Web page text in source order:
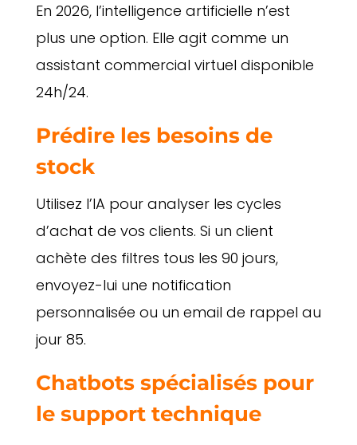
En 2026, l’intelligence artificielle n’est
plus une option. Elle agit comme un
assistant commercial virtuel disponible
24h/24.
Prédire les besoins de
stock
Utilisez l’IA pour analyser les cycles
d’achat de vos clients. Si un client
achète des filtres tous les 90 jours,
envoyez-lui une notification
personnalisée ou un email de rappel au
jour 85.
Chatbots spécialisés pour
le support technique